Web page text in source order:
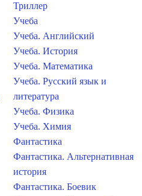
Триллер
Учеба
Учеба. Английский
Учеба. История
Учеба. Математика
Учеба. Русский язык и
литература
Учеба. Физика
Учеба. Химия
Фантастика
Фантастика. Альтернативная
история
Фантастика. Боевик